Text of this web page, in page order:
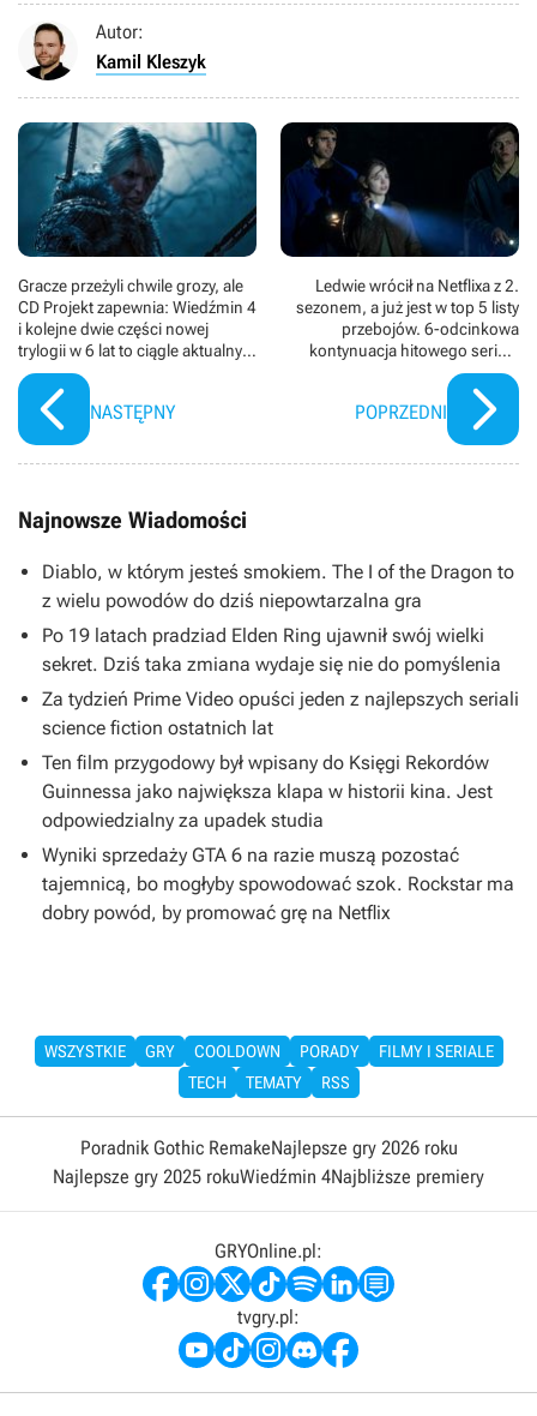
Autor:
Kamil Kleszyk
Gracze przeżyli chwile grozy, ale
CD Projekt zapewnia: Wiedźmin 4
i kolejne dwie części nowej
trylogii w 6 lat to ciągle aktualny
plan
NASTĘPNY
Ledwie wrócił na Netflixa z 2.
sezonem, a już jest w top 5 listy
przebojów. 6-odcinkowa
kontynuacja hitowego serialu
kryminalnego polecana przez
niemal 100% widzów
POPRZEDNI
Najnowsze Wiadomości
Diablo, w którym jesteś smokiem. The I of the Dragon to
z wielu powodów do dziś niepowtarzalna gra
Po 19 latach pradziad Elden Ring ujawnił swój wielki
sekret. Dziś taka zmiana wydaje się nie do pomyślenia
Za tydzień Prime Video opuści jeden z najlepszych seriali
science fiction ostatnich lat
Ten film przygodowy był wpisany do Księgi Rekordów
Guinnessa jako największa klapa w historii kina. Jest
odpowiedzialny za upadek studia
Wyniki sprzedaży GTA 6 na razie muszą pozostać
tajemnicą, bo mogłyby spowodować szok. Rockstar ma
dobry powód, by promować grę na Netflix
WSZYSTKIE GRY COOLDOWN PORADY
FILMY I SERIALE
TECH
TEMATY RSS
Poradnik Gothic RemakeNajlepsze gry 2026 roku
Najlepsze gry 2025 rokuWiedźmin 4Najbliższe premiery
GRYOnline.pl:
tvgry.pl: